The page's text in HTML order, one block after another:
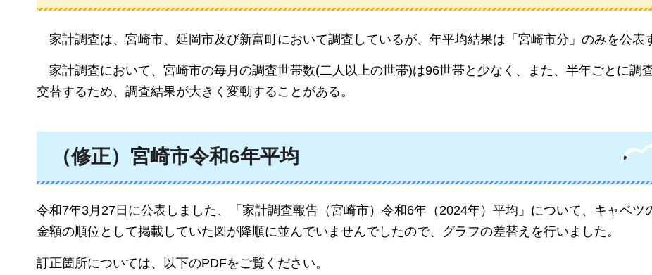
家計調査は、宮崎市、延岡市及び新富町において調査しているが、年平均結果は「宮崎市分」のみを公表
家計調査において、宮崎市の毎月の調査世帯数(二人以上の世帯)は96世帯と少なく、また、半年ごとに調
交替するため、調査結果が大きく変動することがある。
（修正）宮崎市令和6年平均
令和7年3月27日に公表しました、「家計調査報告（宮崎市）令和6年（2024年）平均」について、キャベツ
金額の順位として掲載していた図が降順に並んでいませんでしたので、グラフの差替えを行いました。
訂正箇所については、以下のPDFをご覧ください。